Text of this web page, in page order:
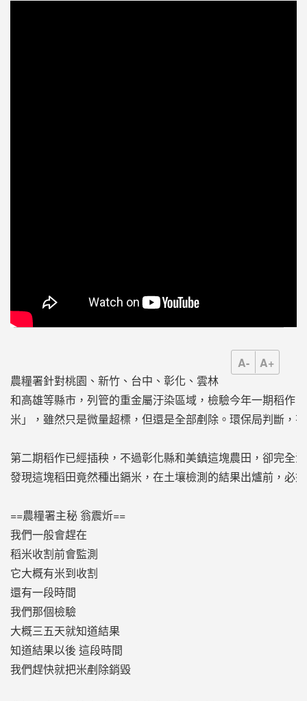
A-
A+
農糧署針對桃園、新竹、台中、彰化、雲林
和高雄等縣市，列管的重金屬汙染區域，檢驗今年一期稻作
米」，雖然只是微量超標，但還是全部剷除。環保局判斷，
第二期稻作已經插秧，不過彰化縣和美鎮這塊農田，卻完全
發現這塊稻田竟然種出鎘米，在土壤檢測的結果出爐前，必
==農糧署主秘 翁震炘==
我們一般會趕在
稻米收割前會監測
它大概有米到收割
還有一段時間
我們那個檢驗
大概三五天就知道結果
知道結果以後 這段時間
我們趕快就把米剷除銷毀